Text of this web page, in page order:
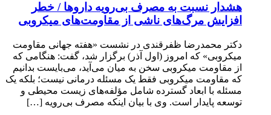
هشدار نسبت به مصرف بی‌رویه داروها / خطر
افزایش مرگ‌های ناشی از مقاومت‌های میکروبی
دکتر محمدرضا ظفرقندی در نشست «هفته جهانی مقاومت
میکروبی» که امروز (اول آذر) برگزار شد، گفت: هنگامی که
از مقاومت میکروبی سخن به میان می‌آید، می‌بایست بدانیم
که مقاومت میکروبی فقط یک مسئله درمانی نیست؛ بلکه یک
مسئله با ابعاد گسترده شامل مؤلفه‌های زیست محیطی و
توسعه پایدار است. وی با بیان اینکه مصرف بی‌رویه […]